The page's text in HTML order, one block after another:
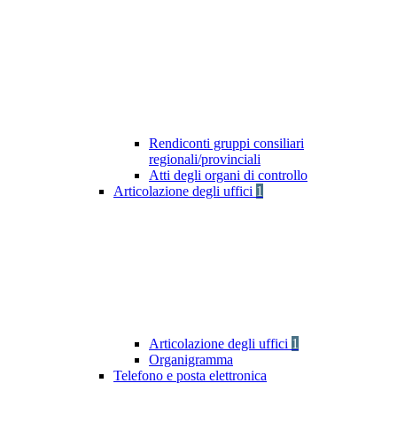
Rendiconti gruppi consiliari
regionali/provinciali
Atti degli organi di controllo
Articolazione degli uffici 1
Articolazione degli uffici 1
Organigramma
Telefono e posta elettronica